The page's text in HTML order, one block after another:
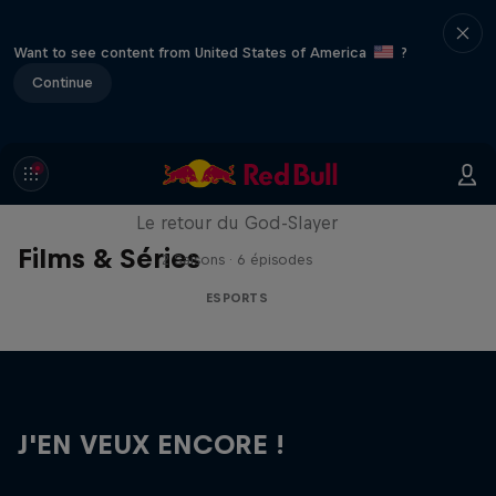
Want to see content from United States of America
?
Continue
Films & Séries
Cultivation
Le retour du God-Slayer
2 Saisons · 6 épisodes
ESPORTS
J'EN VEUX ENCORE !